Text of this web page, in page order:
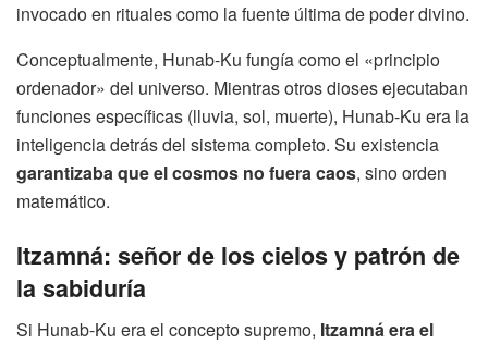
invocado en rituales como la fuente última de poder divino.
Conceptualmente, Hunab-Ku fungía como el «principio
ordenador» del universo. Mientras otros dioses ejecutaban
funciones específicas (lluvia, sol, muerte), Hunab-Ku era la
inteligencia detrás del sistema completo. Su existencia
garantizaba que el cosmos no fuera caos, sino orden
matemático.
Itzamná: señor de los cielos y patrón de
la sabiduría
Si Hunab-Ku era el concepto supremo, Itzamná era el